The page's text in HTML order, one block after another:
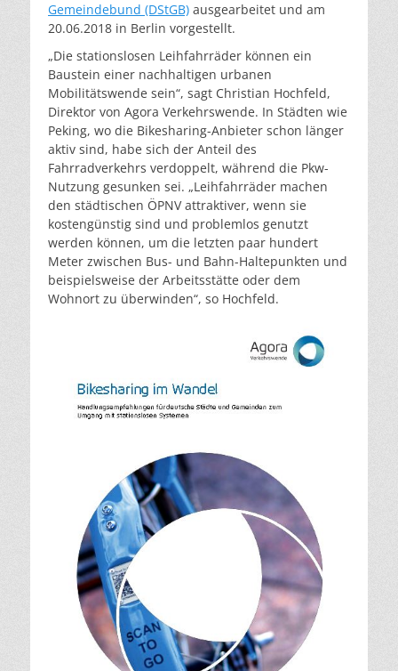
Gemeindebund (DStGB) ausgearbeitet und am
20.06.2018 in Berlin vorgestellt.
„Die stationslosen Leihfahrräder können ein
Baustein einer nachhaltigen urbanen
Mobilitätswende sein“, sagt Christian Hochfeld,
Direktor von Agora Verkehrswende. In Städten wie
Peking, wo die Bikesharing-Anbieter schon länger
aktiv sind, habe sich der Anteil des
Fahrradverkehrs verdoppelt, während die Pkw-
Nutzung gesunken sei. „Leihfahrräder machen
den städtischen ÖPNV attraktiver, wenn sie
kostengünstig sind und problemlos genutzt
werden können, um die letzten paar hundert
Meter zwischen Bus- und Bahn-Haltepunkten und
beispielsweise der Arbeitsstätte oder dem
Wohnort zu überwinden“, so Hochfeld.